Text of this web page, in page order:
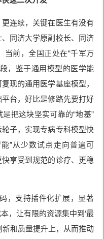
连续，关键在医生有没有
同济大学原副校长、同济
当前，全国正处在“千军万
，鉴于通用模型的医学能
现的通用医学基座模型，
台，好比是修路先要打好
把这块坚实可靠的“地基”
子，实现专病专科模型快
”从少数试点走向普遍可
享受到规范的诊疗、更稳
，支持插件化扩展，显著
，让有限的资源集中到‘最
新和质量提升上，从而推动